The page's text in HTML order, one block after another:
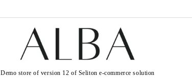
Demo store of version 12 of Seliton e-commerce solution